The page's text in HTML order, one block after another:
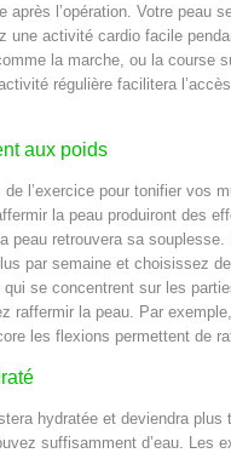
après l’opération. Votre peau
une activité cardio facile
la marche, ou la course
régulière facilitera
aux poids
l’exercice pour tonifier vos
la peau produiront des
peau retrouvera sa
par semaine et choisissez
qui se concentrent sur les
raffermir la peau. Par
les flexions permettent de
hydratée et deviendra plus
suffisamment d’eau. Les